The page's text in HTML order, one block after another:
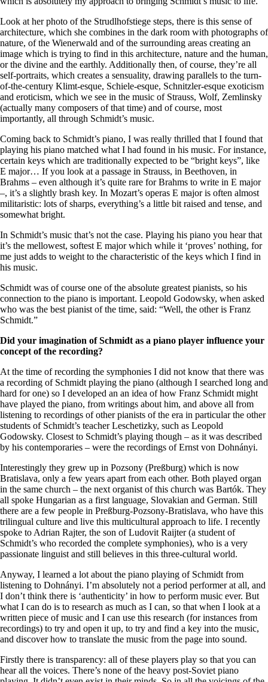
Look at her photo of the Strudlhofstiege steps, there is this sense of
architecture, which she combines in the dark room with photographs of
nature, of the Wienerwald and of the surrounding areas creating an
image which is trying to find in this architecture, nature and the human,
or the divine and the earthly. Additionally then, of course, they’re all
self-portraits, which creates a sensuality, drawing parallels to the turn-
of-the-century Klimt-esque, Schiele-esque, Schnitzler-esque exoticism
and eroticism, which we see in the music of Strauss, Wolf, Zemlinsky
(actually many composers of that time) and of course, most
importantly, all through Schmidt’s music.
Coming back to Schmidt’s piano, I was really thrilled that I found that
playing his piano matched what I had found in his music. For instance,
certain keys which are traditionally expected to be “bright keys”, like
E major… If you look at a passage in Strauss, in Beethoven, in
Brahms – even although it’s quite rare for Brahms to write in E major
–, it’s a slightly brash key. In Mozart’s operas E major is often almost
militaristic: lots of sharps, everything’s a little bit raised and tense, and
somewhat bright.
In Schmidt’s music that’s not the case. Playing his piano you hear that
it’s the mellowest, softest E major which while it ‘proves’ nothing, for
me just adds to weight to the characteristic of the keys which I find in
his music.
Schmidt was of course one of the absolute greatest pianists, so his
connection to the piano is important. Leopold Godowsky, when asked
who was the best pianist of the time, said: “Well, the other is Franz
Schmidt.”
Did your imagination of Schmidt as a piano player influence your
concept of the recording?
At the time of recording the symphonies I did not know that there was
a recording of Schmidt playing the piano (although I searched long and
hard for one) so I developed an an idea of how Franz Schmidt might
have played the piano, from writings about him, and above all from
listening to recordings of other pianists of the era in particular the other
students of Schmidt’s teacher Leschetizky, such as Leopold
Godowsky. Closest to Schmidt’s playing though – as it was described
by his contemporaries – were the recordings of Ernst von Dohnányi.
Interestingly they grew up in Pozsony (Preßburg) which is now
Bratislava, only a few years apart from each other. Both played organ
in the same church – the next organist of this church was Bartók. They
all spoke Hungarian as a first language, Slovakian and German. Still
there are a few people in Preßburg-Pozsony-Bratislava, who have this
trilingual culture and live this multicultural approach to life. I recently
spoke to Adrian Rajter, the son of Ludovit Raijter (a student of
Schmidt’s who recorded the complete symphonies), who is a very
passionate linguist and still believes in this three-cultural world.
Anyway, I learned a lot about the piano playing of Schmidt from
listening to Dohnányi. I’m absolutely not a period performer at all, and
I don’t think there is ‘authenticity’ in how to perform music ever. But
what I can do is to research as much as I can, so that when I look at a
written piece of music and I can use this research (for instances from
recordings) to try and open it up, to try and find a key into the music,
and discover how to translate the music from the page into sound.
Firstly there is transparency: all of these players play so that you can
hear all the voices. There’s none of the heavy post-Soviet piano